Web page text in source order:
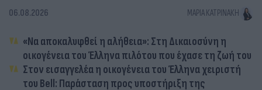
06.08.2026 ΜΑΡΊΑ ΚΑΤΡΙΝΆΚΗ
«Να αποκαλυφθεί η αλήθεια»: Στη Δικαιοσύνη η
οικογένεια του Έλληνα πιλότου που έχασε τη ζωή του
Στον εισαγγελέα η οικογένεια του Έλληνα χειριστή
του Bell: Παράσταση προς υποστήριξη της